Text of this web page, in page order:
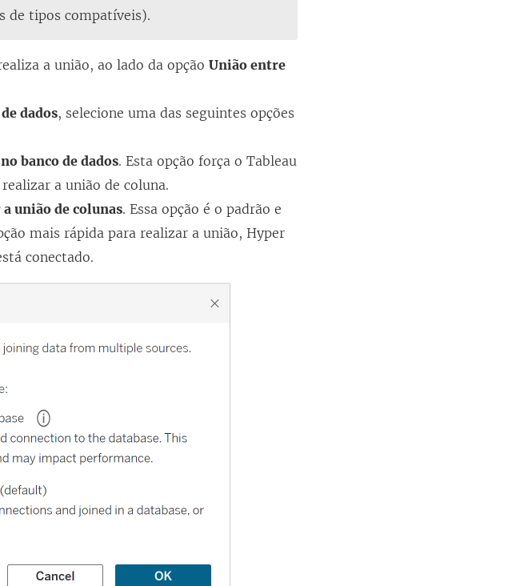
de tipos compatíveis).
a união, ao lado da opçãoUnião entre
dados, selecione uma das seguintes opções
banco de dados. Esta opção força o Tableau
a união de coluna.
união de colunas. Essa opção é o padrão e
mais rápida para realizar a união, Hyper
conectado.